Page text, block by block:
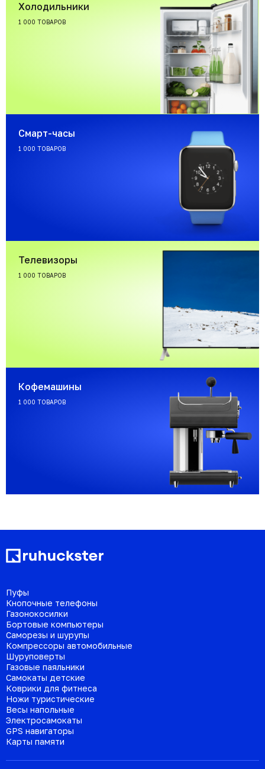
Холодильники
1 000 ТОВАРОВ
Смарт-часы
1 000 ТОВАРОВ
Телевизоры
1 000 ТОВАРОВ
Кофемашины
1 000 ТОВАРОВ
Пуфы
Кнопочные телефоны
Газонокосилки
Бортовые компьютеры
Саморезы и шурупы
Компрессоры автомобильные
Шуруповерты
Газовые паяльники
Самокаты детские
Коврики для фитнеса
Ножи туристические
Весы напольные
Электросамокаты
GPS навигаторы
Карты памяти